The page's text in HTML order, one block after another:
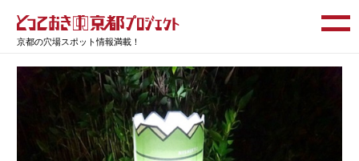
京都の穴場スポット情報満載！